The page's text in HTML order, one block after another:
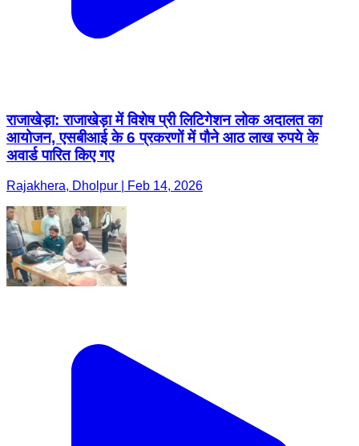
राजाखेड़ा: राजाखेड़ा में विशेष प्री लिटिगेशन लोक अदालत का
आयोजन, एसबीआई के 6 प्रकरणों में पौने आठ लाख रुपये के
अवार्ड पारित किए गए
Rajakhera, Dholpur | Feb 14, 2026